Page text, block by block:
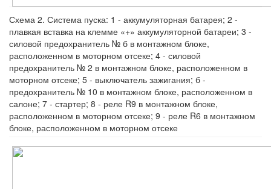
Схема 2. Система пуска: 1 - аккумуляторная батарея; 2 -
плавкая вставка на клемме «+» аккумуляторной батареи; 3 -
силовой предохранитель № б в монтажном блоке,
расположенном в моторном отсеке; 4 - силовой
предохранитель № 2 в монтажном блоке, расположенном в
моторном отсеке; 5 - выключатель зажигания; б -
предохранитель № 10 в монтажном блоке, расположенном в
салоне; 7 - стартер; 8 - реле R9 в монтажном блоке,
расположенном в моторном отсеке; 9 - реле R6 в монтажном
блоке, расположенном в моторном отсеке